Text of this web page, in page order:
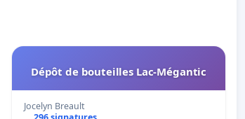
Dépôt de bouteilles Lac-Mégantic
Jocelyn Breault